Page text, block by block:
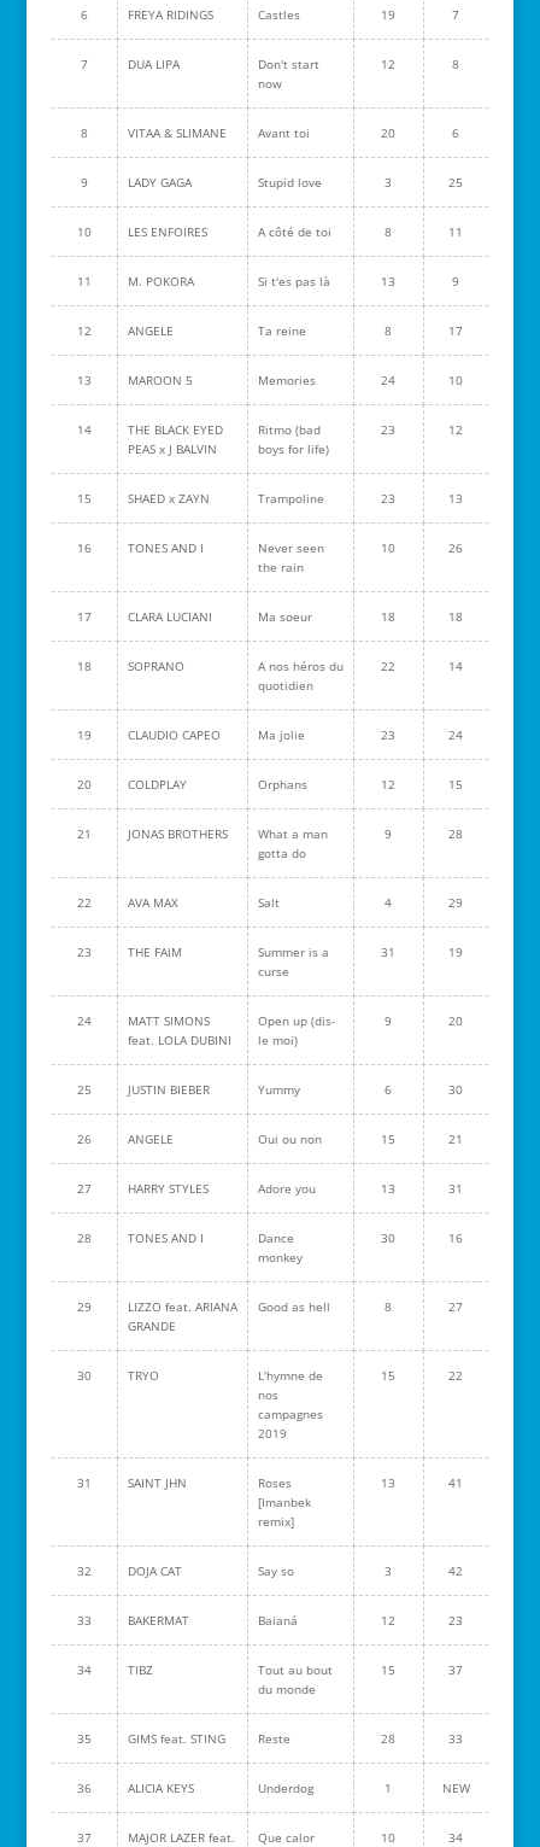
6 FREYA RIDINGS Castles 19 7
7 DUA LIPA
Don't start
now
12 8
8 VITAA & SLIMANE Avant toi 20 6
9 LADY GAGA Stupid love 3 25
10 LES ENFOIRES A côté de toi 8 11
11 M. POKORA Si t'es pas là 13 9
12 ANGELE Ta reine 8 17
13 MAROON 5 Memories 24 10
14
THE BLACK EYED
PEAS x J BALVIN
Ritmo (bad
boys for life)
23 12
15 SHAED x ZAYN Trampoline 23 13
16 TONES AND I
Never seen
the rain
10 26
17 CLARA LUCIANI Ma soeur 18 18
18 SOPRANO
A nos héros du
quotidien
22 14
19 CLAUDIO CAPEO Ma jolie 23 24
20 COLDPLAY Orphans 12 15
21 JONAS BROTHERS
What a man
gotta do
9 28
22 AVA MAX Salt 4 29
23 THE FAIM
Summer is a
curse
31 19
24
MATT SIMONS
feat. LOLA DUBINI
Open up (dis-
le moi)
9 20
25 JUSTIN BIEBER Yummy 6 30
26 ANGELE Oui ou non 15 21
27 HARRY STYLES Adore you 13 31
28 TONES AND I
Dance
monkey
30 16
29
LIZZO feat. ARIANA
GRANDE
Good as hell 8 27
30 TRYO
L'hymne de
nos
campagnes
2019
15 22
31 SAINT JHN
Roses
[Imanbek
remix]
13 41
32 DOJA CAT Say so 3 42
33 BAKERMAT Baianá 12 23
34 TIBZ
Tout au bout
du monde
15 37
35 GIMS feat. STING Reste 28 33
36 ALICIA KEYS Underdog 1 NEW
37 MAJOR LAZER feat. Que calor 10 34